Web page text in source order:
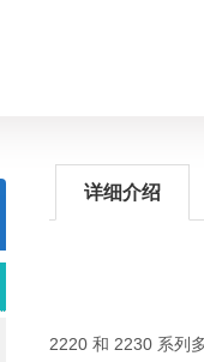
详细介绍
2220 和 2230 系列